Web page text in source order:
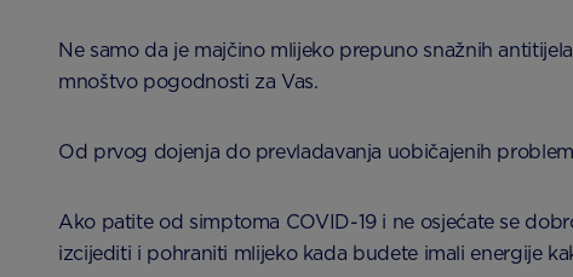
Ne samo da je majčino mlijeko prepuno snažnih
mnoštvo pogodnosti za Vas.
Od prvog dojenja do prevladavanja uobičajenih
Ako patite od simptoma COVID-19 i ne osjećate se
izcijediti i pohraniti mlijeko kada budete imali energije